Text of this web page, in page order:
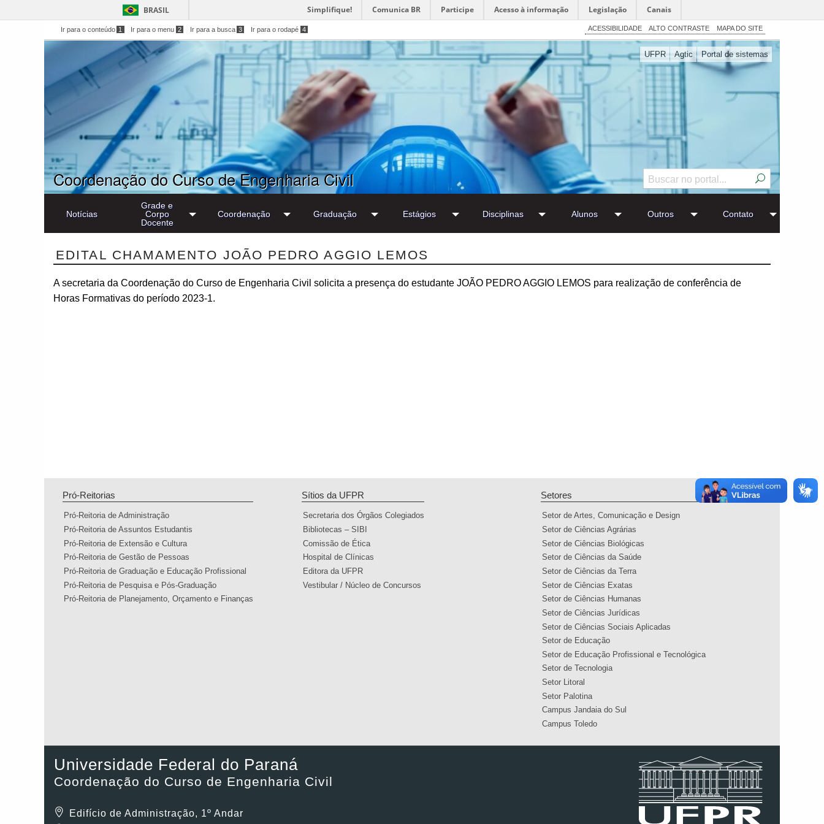
BRASIL Simplifique! Comunica BR Participe Acesso à informação Legislação Canais
Ir para o conteúdo 1 Ir para o menu 2 Ir para a busca 3 Ir para o rodapé 4 ACESSIBILIDADE ALTO CONTRASTE MAPA DO SITE
UFPR Agtic Portal de sistemas
Coordenação do Curso de Engenharia Civil
Notícias
Grade e
Corpo
Docente
Coordenação Graduação Estágios Disciplinas Alunos Outros Contato
EDITAL CHAMAMENTO JOÃO PEDRO AGGIO LEMOS
A secretaria da Coordenação do Curso de Engenharia Civil solicita a presença do estudante JOÃO PEDRO AGGIO LEMOS para realização de conferência de
Horas Formativas do período 2023-1.
Pró-Reitorias
Pró-Reitoria de Administração
Pró-Reitoria de Assuntos Estudantis
Pró-Reitoria de Extensão e Cultura
Pró-Reitoria de Gestão de Pessoas
Pró-Reitoria de Graduação e Educação Profissional
Pró-Reitoria de Pesquisa e Pós-Graduação
Pró-Reitoria de Planejamento, Orçamento e Finanças
Sítios da UFPR
Secretaria dos Órgãos Colegiados
Bibliotecas – SIBI
Comissão de Ética
Hospital de Clínicas
Editora da UFPR
Vestibular / Núcleo de Concursos
Setores
Setor de Artes, Comunicação e Design
Setor de Ciências Agrárias
Setor de Ciências Biológicas
Setor de Ciências da Saúde
Setor de Ciências da Terra
Setor de Ciências Exatas
Setor de Ciências Humanas
Setor de Ciências Jurídicas
Setor de Ciências Sociais Aplicadas
Setor de Educação
Setor de Educação Profissional e Tecnológica
Setor de Tecnologia
Setor Litoral
Setor Palotina
Campus Jandaia do Sul
Campus Toledo
Universidade Federal do Paraná
Coordenação do Curso de Engenharia Civil
Edifício de Administração, 1º Andar